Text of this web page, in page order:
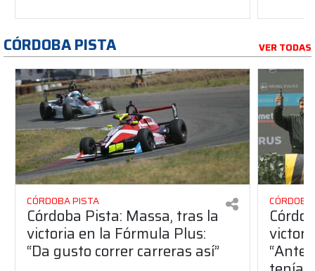
CÓRDOBA PISTA VER TODAS
CÓRDOBA PISTA
Córdoba Pista: Massa, tras la
victoria en la Fórmula Plus:
“Da gusto correr carreras así”